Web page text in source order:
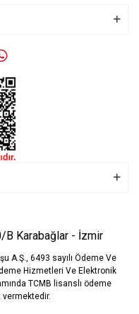
B Karabağlar - İzmir
A.Ş., 6493 sayılı Ödeme Ve
Hizmetleri Ve Elektronik
TCMB lisanslı ödeme